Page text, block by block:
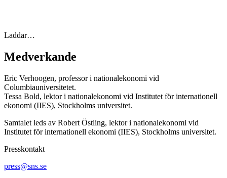
Laddar…
Medverkande
Eric Verhoogen, professor i nationalekonomi vid
Columbiauniversitetet.
Tessa Bold, lektor i nationalekonomi vid Institutet för internationell
ekonomi (IIES), Stockholms universitet.
Samtalet leds av Robert Östling, lektor i nationalekonomi vid
Institutet för internationell ekonomi (IIES), Stockholms universitet.
Presskontakt
press@sns.se